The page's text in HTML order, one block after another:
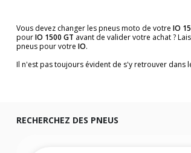
Vous devez changer les pneus moto de votre IO
pourIO 1500 GT avant de valider votre achat ?
pneus pour votre IO.
Il n'est pas toujours évident de s'y retrouver dans
Vous ne savez pas comment trouver les
facilement.
RECHERCHEZ DES PNEUS